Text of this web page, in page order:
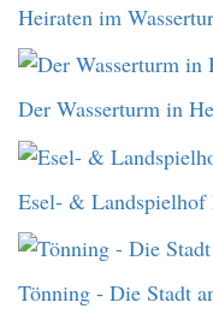
Heiraten im
Der Wasserturm in
Esel- & Landspielhof
Tönning - Die Stadt